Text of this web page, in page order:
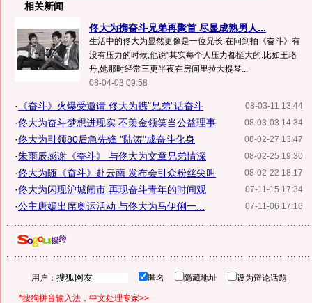
相关新闻
佟大为携奋斗兄弟再聚首 尽显成熟男人...
生活中的佟大为显然更像是一位兄长.在问到拍《奋斗》有
没有压力的时候,他说"其实每个人压力都挺大的.比如王珞
丹,她那时经常三更半夜在房间里拉大提琴...
08-04-03 09:58
08-03-11 13:44
· 《奋斗》火爆受邀请 佟大为携"兄弟"话奋斗
08-03-03 14:34
·佟大为奋斗梦想进现实 不羡金领笑当公益理事
08-02-27 13:47
·佟大为引领80后急先锋 "陆涛"成奋斗化身
08-02-25 19:30
·朱雨辰感谢《奋斗》 与佟大为文章兄弟情深
08-02-22 18:17
·佟大为随《奋斗》赴云南 发布会引众粉丝尖叫
07-11-15 17:34
·佟大为闪现沪城闹市 再现奋斗青年的时间观
07-11-06 17:16
·公主唐嫣出席奥运活动 与佟大为马伊俐一...
用户： 匿名 隐藏地址 设为辩论话题
*搜狗拼音输入法，中文处理专家>>